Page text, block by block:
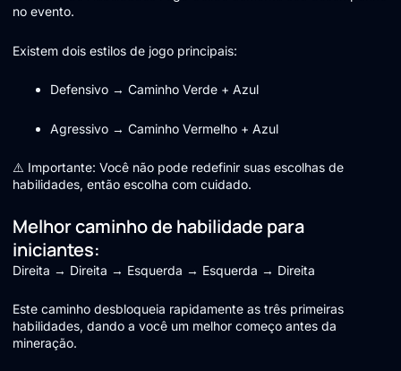
no evento.
Existem dois estilos de jogo principais:
Defensivo → Caminho Verde + Azul
Agressivo → Caminho Vermelho + Azul
⚠️ Importante: Você não pode redefinir suas escolhas de
habilidades, então escolha com cuidado.
Melhor caminho de habilidade para
iniciantes:
Direita → Direita → Esquerda → Esquerda → Direita
Este caminho desbloqueia rapidamente as três primeiras
habilidades, dando a você um melhor começo antes da
mineração.